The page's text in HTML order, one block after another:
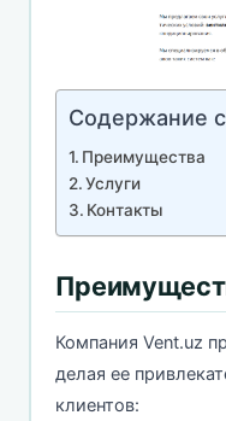
Содержание
Преимущества
Услуги
Контакты
Компания Vent.uz
делая ее
клиентов: